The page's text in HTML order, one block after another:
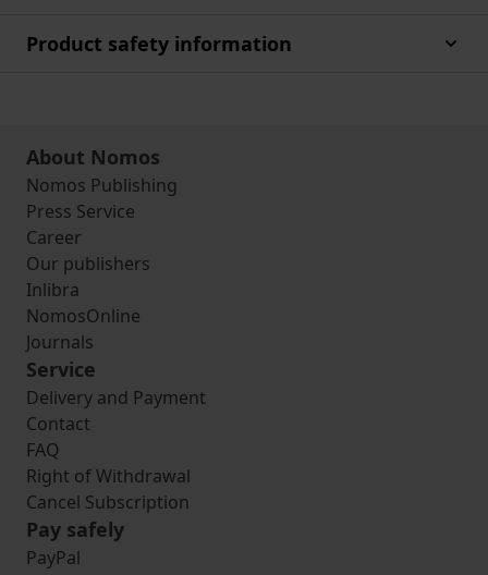
Product safety information
About Nomos
Nomos Publishing
Press Service
Career
Our publishers
Inlibra
NomosOnline
Journals
Service
Delivery and Payment
Contact
FAQ
Right of Withdrawal
Cancel Subscription
Pay safely
PayPal